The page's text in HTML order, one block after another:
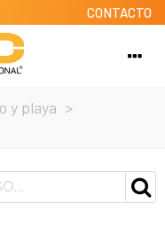
CONTACTO
y playa >